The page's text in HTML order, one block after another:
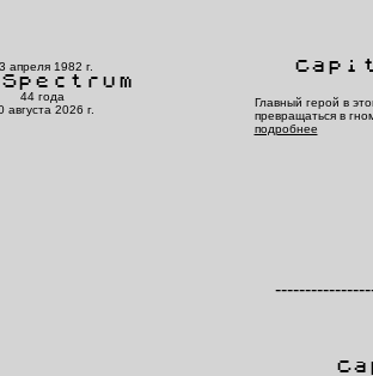
апреля 1982 г.
44 года
августа 2026 г.
Главный герой в
превращаться в
подробнее